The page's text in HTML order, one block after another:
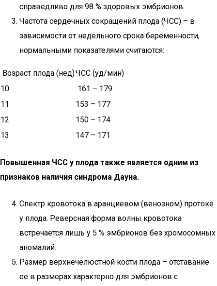
справедливо для 98 % здоровых эмбрионов.
Частота сердечных сокращений плода (ЧСС) – в
зависимости от недельного срока беременности,
нормальными показателями считаются:
Возраст плода (нед)ЧСС (уд/мин)
10
161 – 179
11
153 – 177
12
150 – 174
13
147 – 171
Повышенная ЧСС у плода также является одним из
признаков наличия синдрома Дауна.
Спектр кровотока в аранциевом (венозном) протоке
у плода. Реверсная форма волны кровотока
встречается лишь у 5 % эмбрионов без хромосомных
аномалий.
Размер верхнечелюстной кости плода – отставание
ее в размерах характерно для эмбрионов с